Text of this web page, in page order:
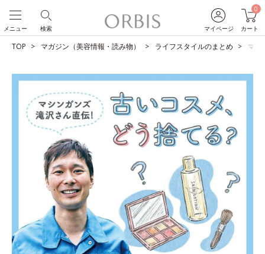
マイページ
0
カート
検索
メニュー
TOP マガジン（美容情報・読み物） ライフスタイルのまとめ マシ